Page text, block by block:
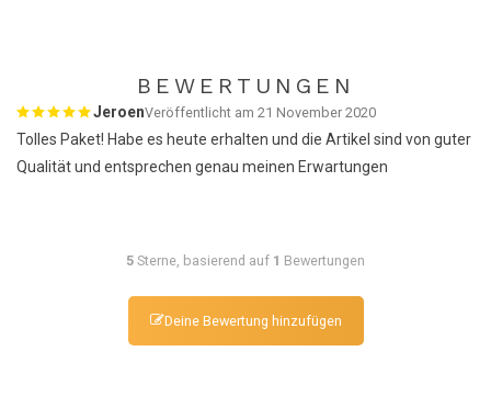
BEWERTUNGEN
JeroenVeröffentlicht am 21 November 2020
Tolles Paket! Habe es heute erhalten und die Artikel sind von guter
Qualität und entsprechen genau meinen Erwartungen
5 Sterne, basierend auf 1 Bewertungen
Deine Bewertung hinzufügen